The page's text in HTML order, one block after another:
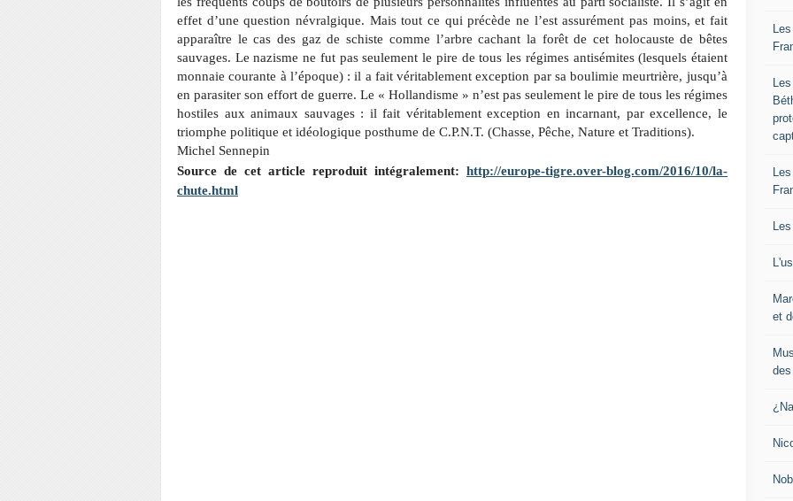
effet d’une question névralgique. Mais tout ce qui précède ne l’est assurément pas moins, et fait
apparaître le cas des gaz de schiste comme l’arbre cachant la forêt de cetholocauste de bêtes
sauvages. Le nazisme ne fut pas seulement le pire de tous les régimes antisémites (lesquels étaient
monnaie courante à l’époque) : il a fait véritablement exception par sa boulimie meurtrière, jusqu’à
en parasiter son effort de guerre. Le « Hollandisme » n’est pas seulement le pire de tous les régimes
hostiles aux animaux sauvages: il fait véritablement exception en incarnant, par excellence, le
triomphe politique et idéologique posthume de C.P.N.T. (Chasse, Pêche, Nature et Traditions).
Michel Sennepin
Source de cet article reproduit intégralement: http://europe-tigre.over-blog.com/2016/10/la-
chute.html
et
des